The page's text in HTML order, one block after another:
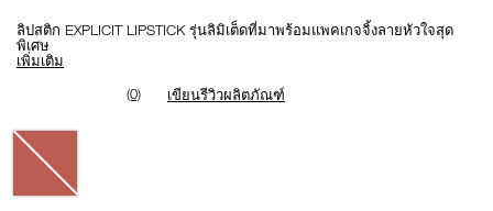
ลิปสติก EXPLICIT LIPSTICK รุ่นลิมิเต็ดที่มาพร้อมแพคเกจจิ้งลายหัวใจสุด
พิเศษ
เพิ่มเติม
(0)
เขียนรีวิวผลิตภัณฑ์
Variations